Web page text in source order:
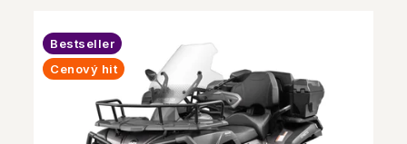
Bestseller
Cenový hit